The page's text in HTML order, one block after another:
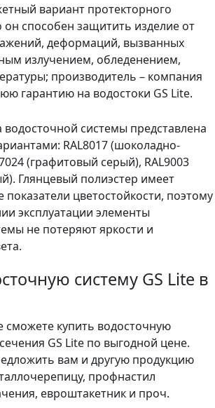
вариант протекторного
способен защитить изделие от
деформаций, вызванных
излучением, обледенением,
производитель – компания
гарантию на водостоки GS Lite.
водосточной системы представлена
RAL8017 (шоколадно-
(графитовый серый), RAL9003
Глянцевый полиэстер имеет
цветостойкости, поэтому
эксплуатации элементы
не потеряют яркости и
систему GS Lite в
купить водосточную
GS Lite по выгодной цене.
вам и другую продукцию
профнастил
евроштакетник и проч.